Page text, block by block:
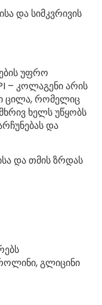
და სიმკვრივის
უფრო
– კოლაგენი არის
ცილა, რომელიც
ხელს უწყობს
და
და თმის ზრდას
გლიცინი